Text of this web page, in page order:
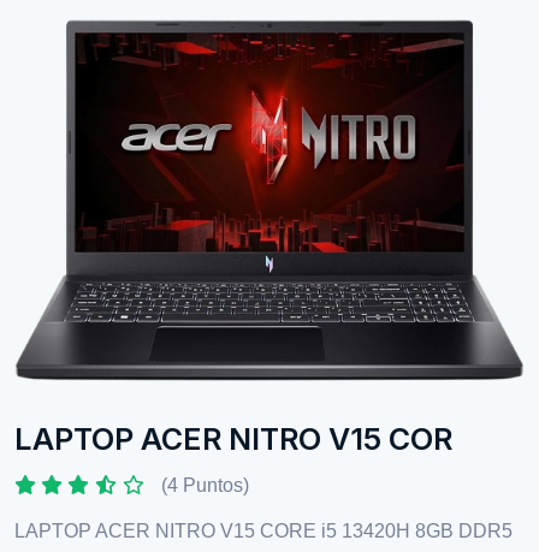
LAPTOP ACER NITRO V15 COR
(4 Puntos)
LAPTOP ACER NITRO V15 CORE i5 13420H 8GB DDR5